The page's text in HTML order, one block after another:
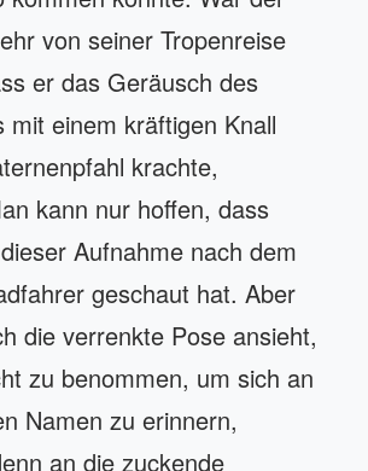
von seiner Tropenreise
er das Geräusch des
mit einem kräftigen Knall
krachte,
kann nur hoffen, dass
Aufnahme nach dem
geschaut hat. Aber
die verrenkte Pose ansieht,
zu benommen, um sich an
Namen zu erinnern,
an die zuckende